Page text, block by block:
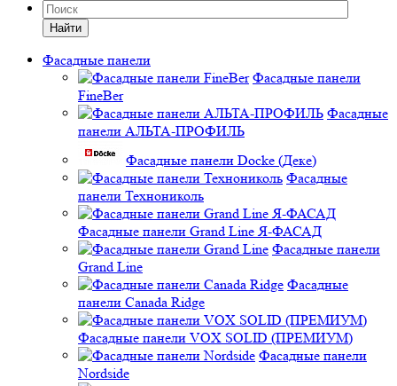
Найти
Фасадные панели
Фасадные панели
FineBer
Фасадные
панели АЛЬТА-ПРОФИЛЬ
Фасадные панели Docke (Деке)
Фасадные
панели Технониколь
Фасадные панели Grand Line Я-ФАСАД
Фасадные панели
Grand Line
Фасадные
панели Canada Ridge
Фасадные панели VOX SOLID (ПРЕМИУМ)
Фасадные панели
Nordside